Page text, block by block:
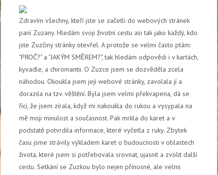
Zdravím všechny, kteří jste se začetli do webových stránek
paní Zuzany. Hledám svoji životní cestu asi tak jako každý, kdo
jste Zuzčiny stránky otevřel. A protože se velmi často ptám:
"PROČ?" a "JAKÝM SMĚREM?", tak hledám odpovědi i v kartách,
kyvadle, a chiromantii. O Zuzce jsem se dozvěděla zcela
náhodou. Okoukla jsem její webové stránky, zavolala jí a
dorazila na tzv. věštění. Byla jsem velmi překvapena, dá se
říci, že jsem zírala, když mi nakoukla do rukou a vysypala na
mě moji minulost a současnost. Pak mrkla do karet a v
podstatě potvrdila informace, které vyčetla z ruky. Zbytek
času jsme strávily výkladem karet o budoucnosti v oblastech
života, které jsem si potřebovala srovnat, ujasnit a zvolit další
cestu. Setkání se Zuzkou bylo nejen přínosné, ale velmi